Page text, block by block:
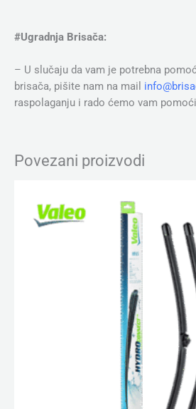
#Ugradnja Brisača:
– U slučaju da vam je potrebna
brisača, pišite nam na mail
raspolaganju i rado ćemo vam
Povezani proizvodi